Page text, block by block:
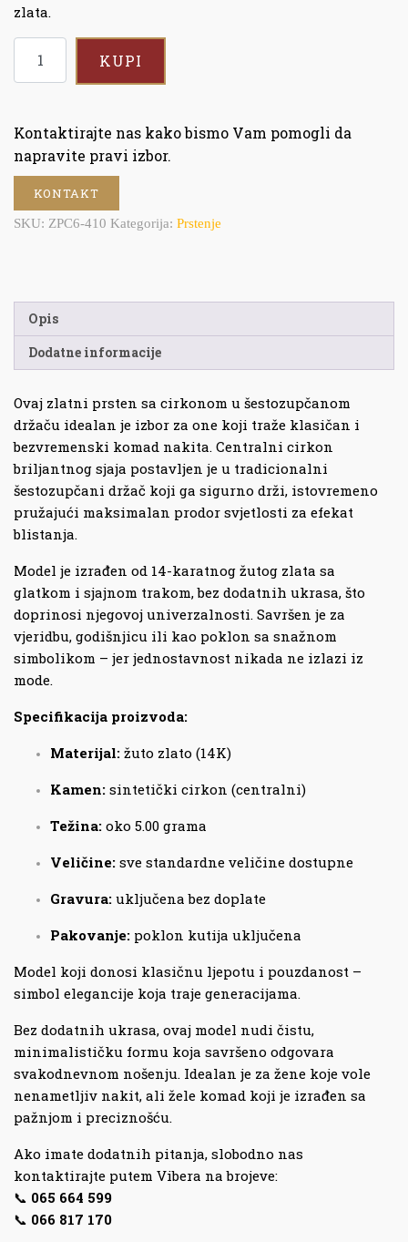
zlata.
KUPI
Kontaktirajte nas kako bismo Vam pomogli da
napravite pravi izbor.
KONTAKT
SKU: ZPC6-410 Kategorija: Prstenje
Opis
Dodatne informacije
Ovaj zlatni prsten sa cirkonom u šestozupčanom
držaču idealan je izbor za one koji traže klasičan i
bezvremenski komad nakita. Centralni cirkon
briljantnog sjaja postavljen je u tradicionalni
šestozupčani držač koji ga sigurno drži, istovremeno
pružajući maksimalan prodor svjetlosti za efekat
blistanja.
Model je izrađen od 14-karatnog žutog zlata sa
glatkom i sjajnom trakom, bez dodatnih ukrasa, što
doprinosi njegovoj univerzalnosti. Savršen je za
vjeridbu, godišnjicu ili kao poklon sa snažnom
simbolikom – jer jednostavnost nikada ne izlazi iz
mode.
Specifikacija proizvoda:
Materijal: žuto zlato (14K)
Kamen: sintetički cirkon (centralni)
Težina: oko 5.00 grama
Veličine: sve standardne veličine dostupne
Gravura: uključena bez doplate
Pakovanje: poklon kutija uključena
Model koji donosi klasičnu ljepotu i pouzdanost –
simbol elegancije koja traje generacijama.
Bez dodatnih ukrasa, ovaj model nudi čistu,
minimalističku formu koja savršeno odgovara
svakodnevnom nošenju. Idealan je za žene koje vole
nenametljiv nakit, ali žele komad koji je izrađen sa
pažnjom i preciznošću.
Ako imate dodatnih pitanja, slobodno nas
kontaktirajte putem Vibera na brojeve:
📞 065 664 599
📞 066 817 170